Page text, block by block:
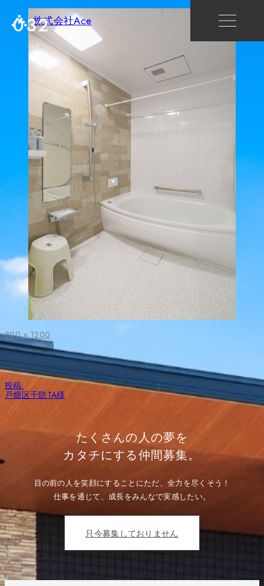
株式会社Ace
032
フ
ル
サ
イ
ズ
800 × 1200
投
稿
ナ
ン
投稿:
戸畑区千防TA様
たくさんの人の夢を
カタチにする仲間募集。
目の前の人を笑顔にすることにただ、全力を尽くそう！
仕事を通じて、成長をみんなで実感したい。
只今募集しておりません